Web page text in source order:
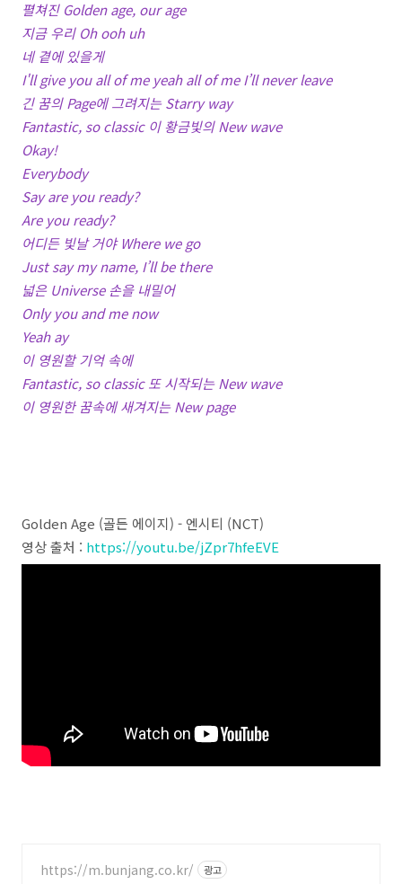
펼쳐진 Golden age, our age
지금 우리 Oh ooh uh
네 곁에 있을게
I'll give you all of me yeah all of me I’ll never leave
긴 꿈의 Page에 그려지는 Starry way
Fantastic, so classic 이 황금빛의 New wave
Okay!
Everybody
Say are you ready?
Are you ready?
어디든 빛날 거야 Where we go
Just say my name, I’ll be there
넓은 Universe 손을 내밀어
Only you and me now
Yeah ay
이 영원할 기억 속에
Fantastic, so classic 또 시작되는 New wave
이 영원한 꿈속에 새겨지는 New page
Golden Age (골든 에이지) - 엔시티 (NCT)
영상 출처 : https://youtu.be/jZpr7hfeEVE
https://m.bunjang.co.kr/ 광고